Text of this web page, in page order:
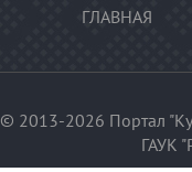
ГЛАВНАЯ
© 2013-2026 Портал
ГАУК